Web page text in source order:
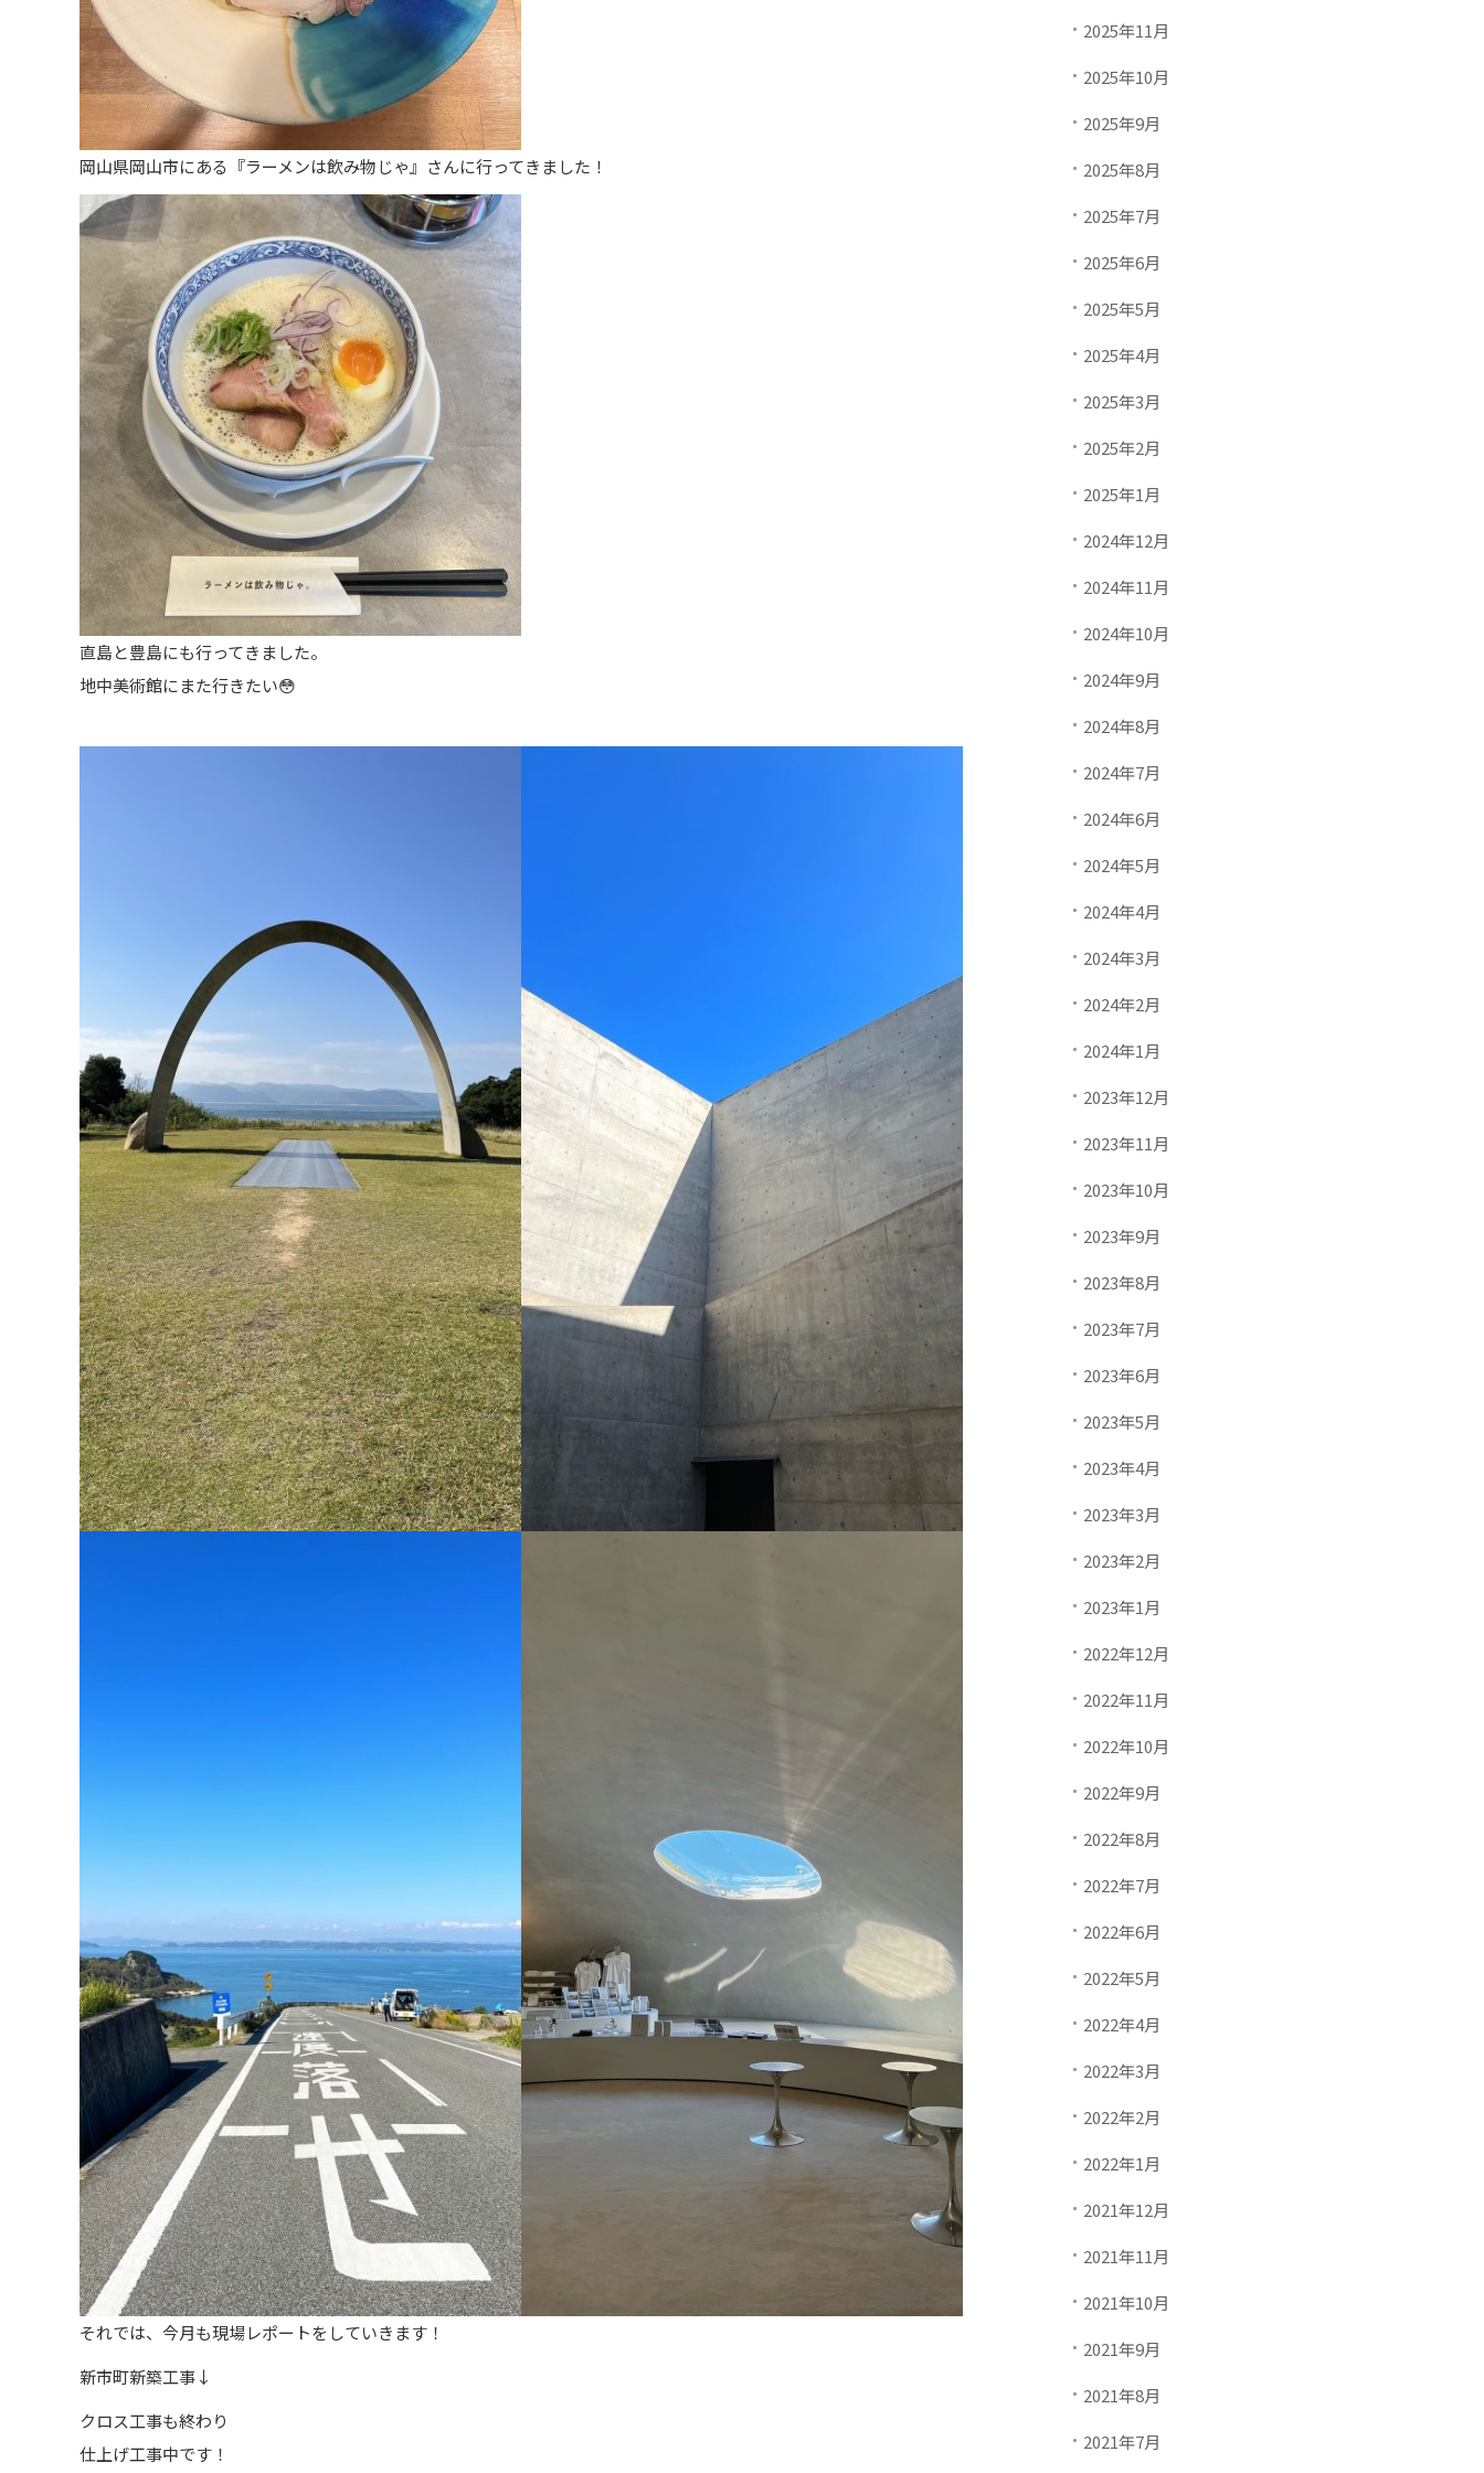
岡山県岡山市にある『ラーメンは飲み物じゃ』さんに行ってきました！
直島と豊島にも行ってきました。
地中美術館にまた行きたい😳
それでは、今月も現場レポートをしていきます！
新市町新築工事↓
クロス工事も終わり
仕上げ工事中です！
2025年11月
2025年10月
2025年9月
2025年8月
2025年7月
2025年6月
2025年5月
2025年4月
2025年3月
2025年2月
2025年1月
2024年12月
2024年11月
2024年10月
2024年9月
2024年8月
2024年7月
2024年6月
2024年5月
2024年4月
2024年3月
2024年2月
2024年1月
2023年12月
2023年11月
2023年10月
2023年9月
2023年8月
2023年7月
2023年6月
2023年5月
2023年4月
2023年3月
2023年2月
2023年1月
2022年12月
2022年11月
2022年10月
2022年9月
2022年8月
2022年7月
2022年6月
2022年5月
2022年4月
2022年3月
2022年2月
2022年1月
2021年12月
2021年11月
2021年10月
2021年9月
2021年8月
2021年7月